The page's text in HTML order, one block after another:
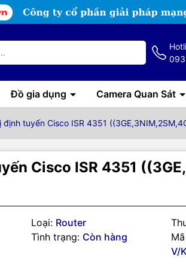
Đồ gia dụng Camera Quan Sát
tuyến Cisco ISR 4351
Cisco ISR 4351
Loại: Router
Tình trạng: Còn hàng
V/